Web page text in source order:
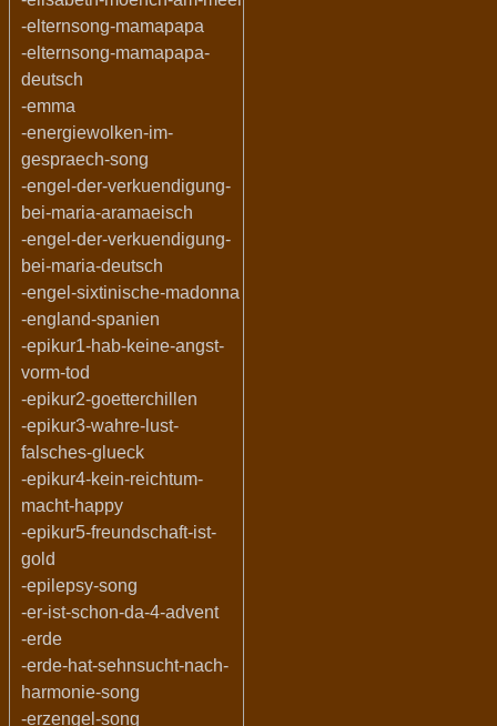
-elternsong-mamapapa
-elternsong-mamapapa-
deutsch
-emma
-energiewolken-im-
gespraech-song
-engel-der-verkuendigung-
bei-maria-aramaeisch
-engel-der-verkuendigung-
bei-maria-deutsch
-engel-sixtinische-madonna
-england-spanien
-epikur1-hab-keine-angst-
vorm-tod
-epikur2-goetterchillen
-epikur3-wahre-lust-
falsches-glueck
-epikur4-kein-reichtum-
macht-happy
-epikur5-freundschaft-ist-
gold
-epilepsy-song
-er-ist-schon-da-4-advent
-erde
-erde-hat-sehnsucht-nach-
harmonie-song
-erzengel-song